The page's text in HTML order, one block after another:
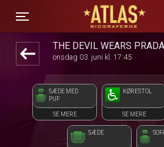
Toggle navigation
ATLAS Biograferne
THE DEVIL WEARS
onsdag 03. juni kl. 17:45
SÆDE MED
PUF
SE MERE
KØRESTOL
SE MERE
SÆDE
1step-front02 011638